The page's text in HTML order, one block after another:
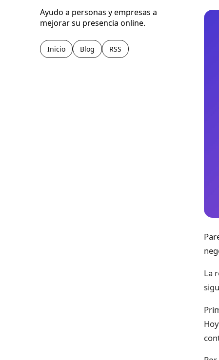
Ayudo a personas y empresas a
mejorar su presencia online.
Inicio Blog RSS
La